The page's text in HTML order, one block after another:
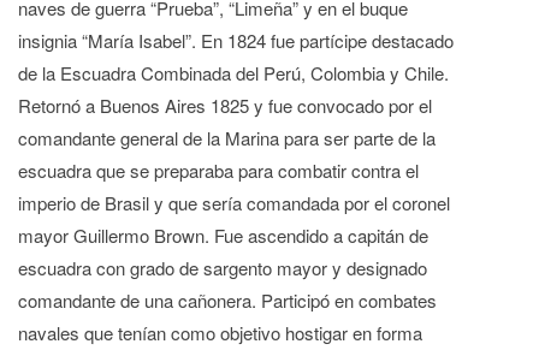
naves de guerra “Prueba”, “Limeña” y en el buque
insignia “María Isabel”. En 1824 fue partícipe destacado
de la Escuadra Combinada del Perú, Colombia y Chile.
Retornó a Buenos Aires 1825 y fue convocado por el
comandante general de la Marina para ser parte de la
escuadra que se preparaba para combatir contra el
imperio de Brasil y que sería comandada por el coronel
mayor Guillermo Brown. Fue ascendido a capitán de
escuadra con grado de sargento mayor y designado
comandante de una cañonera. Participó en combates
navales que tenían como objetivo hostigar en forma